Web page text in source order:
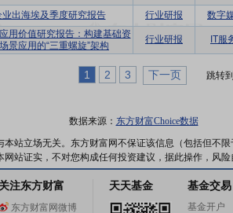
出海埃及季度研究报告 行业研报 数字
用价值研究报告：构建基础资
景应用的“三重螺旋”架构
行业研报 IT服
1 2 3 下一页 跳转到
数据来源： 东方财富Choice数据
站立场无关。东方财富网不保证该信息（包括但不
站证实，不对您构成任何投资建议，据此操作，风险
关注东方财富
东方财富网微博
天天基金 基金交易
基金开户